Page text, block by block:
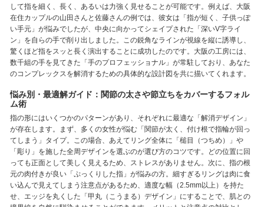
して指を細く、長く、あるいは力強く見せることが可能です。例えば、大阪
在住カップルの山田さんと佐藤さんの例では、彼女は「指が短く、子供っぽ
い手元」が悩みでしたが、中央に向かってシェイプされた「深いV字ライ
ン」を自らの手で削り出しました。この鋭角なラインが視線を縦に誘導し、
驚くほど指をスッと長く演出することに成功したのです。大阪の工房には、
数千組の手を見てきた「手のプロフェッショナル」が常駐しており、あなた
のコンプレックスを解消するための具体的な設計図を共に描いてくれます。
悩み別・最適解ガイド：関節の太さや節立ちをカバーするフォル
ム術
指の形にはいくつかのパターンがあり、それぞれに最適な「解消デザイン」
が存在します。まず、多くの女性が悩む「関節が太く、付け根で指輪が回っ
てしまう」タイプ。この場合、あえてリング全体に「槌目（つちめ）」や
「彫り」を施した全周デザインを選ぶのが選び方のコツです。どの位置に回
っても正面として美しく見えるため、ストレスがありません。次に、指の根
元の肉付きが良い「ぷっくりした指」が悩みの方。細すぎるリングは肉に食
い込んで見えてしまう注意点があるため、適度な幅（2.5mm以上）を持た
せ、エッジを丸くした「甲丸（こうまる）デザイン」にすることで、肌との